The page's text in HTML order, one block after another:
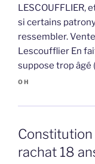
LESCOUFFLIER,
si certains
ressembler.
Lescoufflier En
suppose trop âgé
OH
rachat 18